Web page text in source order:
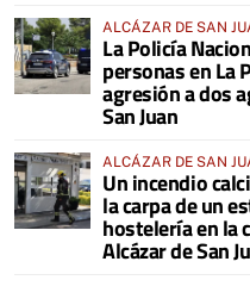
ALCÁZAR DE SAN
La Policía
personas en La
agresión a dos
San Juan
ALCÁZAR DE SAN
Un incendio
la carpa de un
hostelería en la
Alcázar de San